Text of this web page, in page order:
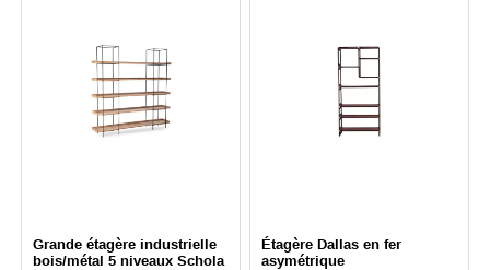
Grande étagère industrielle
bois/métal 5 niveaux Schola
Étagère Dallas en fer
asymétrique